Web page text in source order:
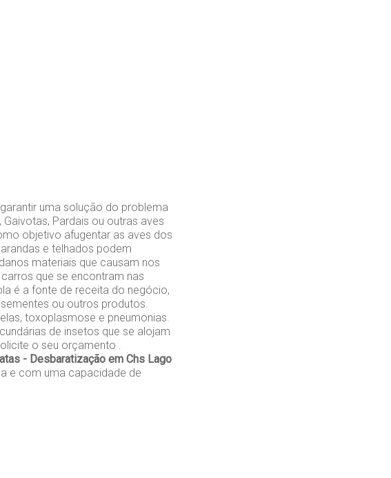
uma solução do problema
Pardais ou outras aves
objetivo afugentar as aves dos
e telhados podem
materiais que causam nos
que se encontram nas
é a fonte de receita do negócio,
ou outros produtos.
toxoplasmose e pneumonias.
de insetos que se alojam
o seu orçamento .
- Desbaratização em Chs Lago
e com uma capacidade de